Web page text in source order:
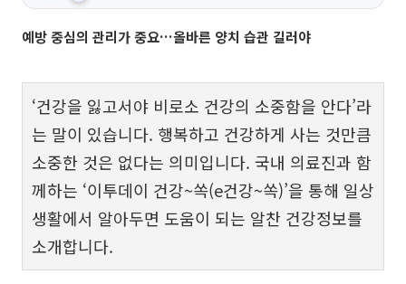
예방 중심의 관리가 중요…올바른 양치 습관 길러야
‘건강을 잃고서야 비로소 건강의 소중함을 안다’라
는 말이 있습니다. 행복하고 건강하게 사는 것만큼
소중한 것은 없다는 의미입니다. 국내 의료진과 함
께하는 ‘이투데이 건강~쏙(e건강~쏙)’을 통해 일상
생활에서 알아두면 도움이 되는 알찬 건강정보를
소개합니다.